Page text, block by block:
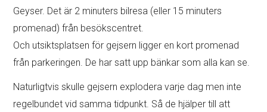
Geyser. Det är 2 minuters bilresa (eller 15 minuters
promenad) från besökscentret.
Och utsiktsplatsen för gejsern ligger en kort promenad
från parkeringen. De har satt upp bänkar som alla kan se.
Naturligtvis skulle gejsern explodera varje dag men inte
regelbundet vid samma tidpunkt. Så de hjälper till att